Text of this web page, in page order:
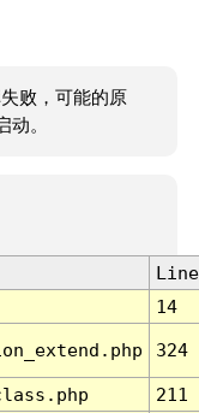
败，可能的原
。
Line
14
324
211